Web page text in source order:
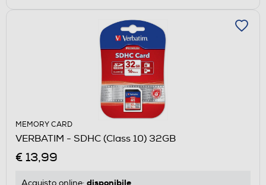
MEMORY CARD
VERBATIM - SDHC (Class 10) 32GB
€ 13,99
Acquisto online: disponibile